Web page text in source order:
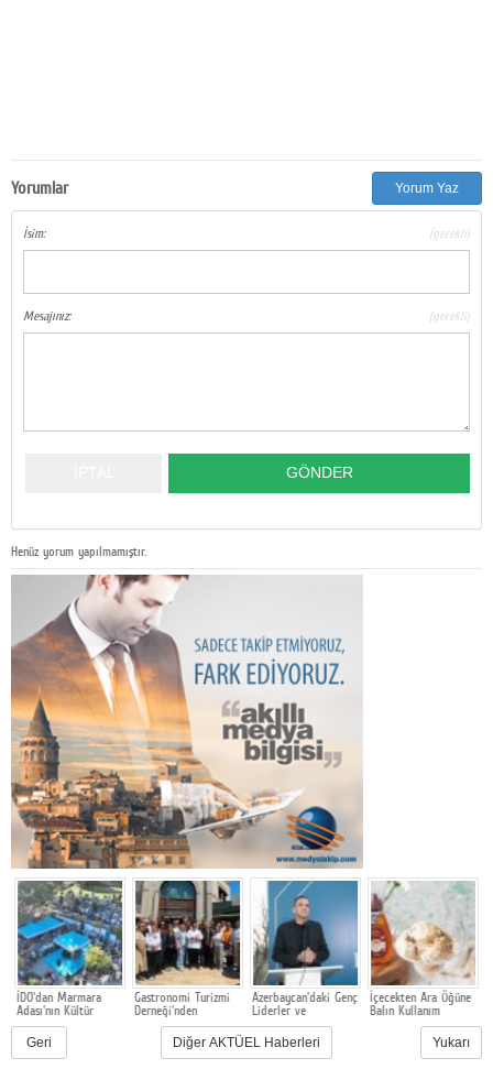
Yorumlar Yorum Yaz
İsim: (gerekli)
Mesajınız: (gerekli)
Henüz yorum yapılmamıştır.
İDO'dan Marmara
Adası'nın Kültür
Yolculuğuna Destek
Gastronomi Turizmi
Derneği'nden
Haberler
Azerbaycan'daki Genç
Liderler ve
Diplomatlar
Forumu'nun Konuğu
Mentör ve
Akademisyen Fatih
İçecekten Ara Öğüne
Balın Kullanım
Alanları Çeşitleniyor
Geri Diğer AKTÜEL Haberleri Yukarı